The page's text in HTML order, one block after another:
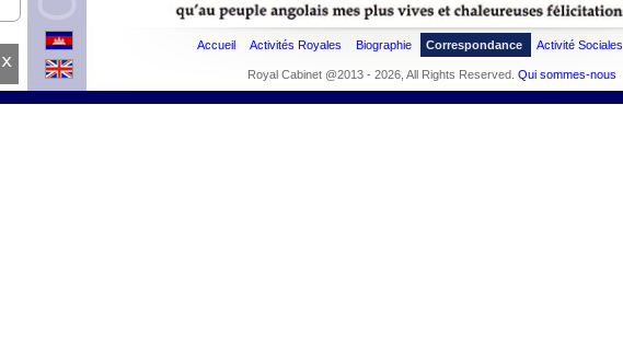
x
Accueil Activités Royales Biographie Correspondance Activité Sociales
Royal Cabinet @2013 - 2026, All Rights Reserved. Qui sommes-nous